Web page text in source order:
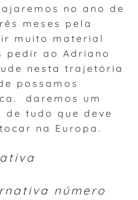
no ano de
meses pela
muito material
pedir ao Adriano
nesta trajetória
possamos
daremos um
tudo que deve
na Europa.
número